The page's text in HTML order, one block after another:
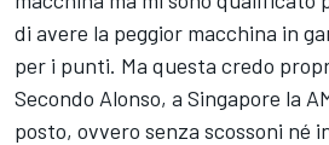
di avere la peggior macchina in
per i punti. Ma questa credo
Secondo Alonso, a Singapore la
posto, ovvero senza scossoni né